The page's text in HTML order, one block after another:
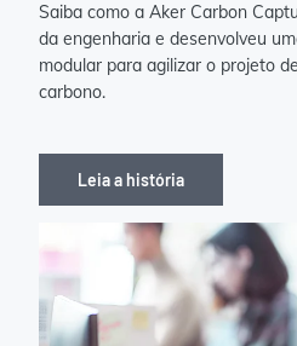
Saiba como a Aker Carbon
da engenharia e desenvolveu
modular para agilizar o projeto
carbono.
Leia a história